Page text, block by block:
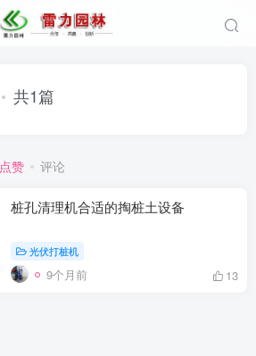
共1篇
点赞 评论
桩孔清理机合适的掏桩土设备
光伏打桩机
9个月前 13